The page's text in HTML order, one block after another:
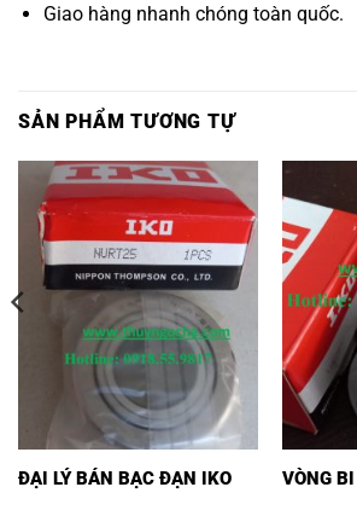
Giao hàng nhanh chóng toàn quốc.
SẢN PHẨM TƯƠNG TỰ
ĐẠI LÝ BÁN BẠC ĐẠN IKO VÒNG